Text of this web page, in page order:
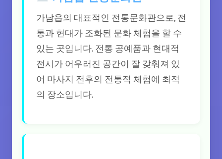
가남읍의 대표적인 전통문화관으로, 전
통과 현대가 조화된 문화 체험을 할 수
있는 곳입니다. 전통 공예품과 현대적
전시가 어우러진 공간이 잘 갖춰져 있
어 마사지 전후의 전통적 체험에 최적
의 장소입니다.